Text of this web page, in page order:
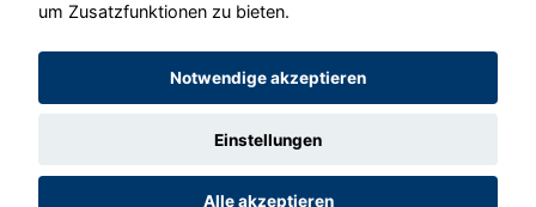
© konjunkturmotor.de GmbH 2020 - 2026
um Zusatzfunktionen zu bieten.
Notwendige akzeptieren
Einstellungen
Alle akzeptieren